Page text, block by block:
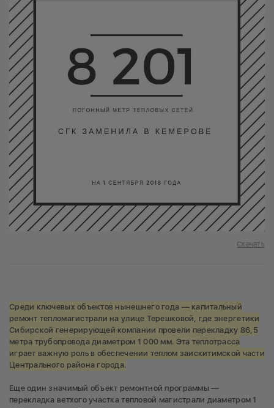
Скачать
Среди ключевых объектов нынешнего года — капитальный
ремонт тепломагистрали на улице Терешковой, где энергетики
Сибирской генерирующей компании провели перекладку 86,5
метра трубопровода диаметром 1 000 мм. Эта теплотрасса
играет важную роль в обеспечении теплом заискитимской части
Центрального района города.
Еще один значимый объект ремонтной программы —
перекладка ветхого участка тепловой магистрали диаметром 1